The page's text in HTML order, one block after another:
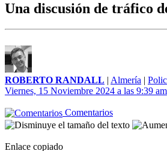
Una discusión de tráfico
ROBERTO RANDALL | Almería |
Viernes, 15 Noviembre 2024 a las 9:39 am
Comentarios
Enlace copiado